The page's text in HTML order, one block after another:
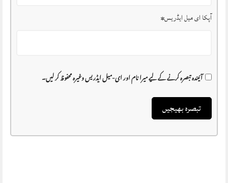
آپکا ای میل ایڈریس*
آئیندہ تبصرہ کرنے کے لیے میرا نام اور ای-میل ایڈریس وغیرہ محفوظ کر لیں۔